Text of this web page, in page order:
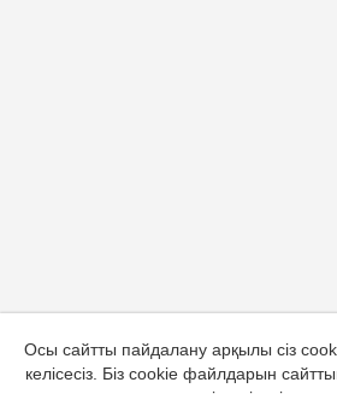
Осы сайтты пайдалану арқылы сіз
келісесіз. Біз cookie файлдарын